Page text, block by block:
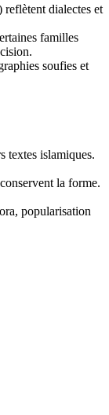
dialectes et
familles
soufies et
textes islamiques.
la forme.
popularisation